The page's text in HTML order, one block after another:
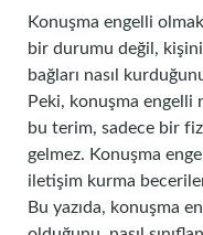
Konuşma engelli
bir durumu değil,
bağları nasıl
Peki, konuşma engelli
bu terim, sadece bir
gelmez. Konuşma
iletişim kurma
Bu yazıda, konuşma